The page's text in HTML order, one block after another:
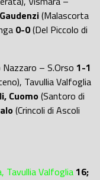
(Malascorta
0-0(Del Piccolo di
– S.Orso 1-1
Tavullia Valfoglia
Cuomo(Santoro di
(Crincoli di Ascoli
Tavullia Valfoglia16;